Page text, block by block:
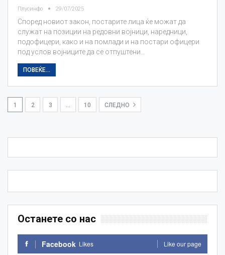
Плусинфо 29/07/2025
Според новиот закон, постарите лица ќе можат да
служат на позиции на редовни војници, наредници,
подофицери, како и на помлади и на постари офицери
под услов војниците да се отпуштени…
ПОВЕЌЕ...
1 2 3 10 СЛЕДНО
Останете со нас
Facebook Likes Like our page